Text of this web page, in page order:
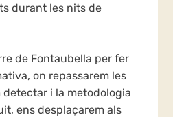
durant les nits de
de Fontaubella per fer
on repassarem les
i la metodologia
ens desplaçarem als